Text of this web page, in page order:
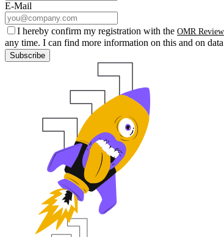
E-Mail
I hereby confirm my registration with the OMR
any time. I can find more information on this and on
Subscribe